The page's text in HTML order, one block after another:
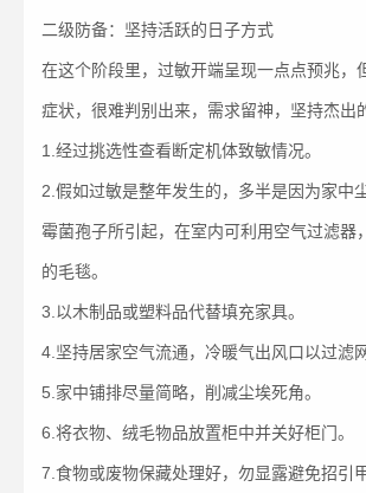
二级防备：坚持活跃的日子方式
在这个阶段里，过敏开端呈现一点点预兆，
症状，很难判别出来，需求留神，坚持杰出
1.经过挑选性查看断定机体致敏情况。
2.假如过敏是整年发生的，多半是因为家中
霉菌孢子所引起，在室内可利用空气过滤器
的毛毯。
3.以木制品或塑料品代替填充家具。
4.坚持居家空气流通，冷暖气出风口以过滤
5.家中铺排尽量简略，削减尘埃死角。
6.将衣物、绒毛物品放置柜中并关好柜门。
7.食物或废物保藏处理好，勿显露避免招引